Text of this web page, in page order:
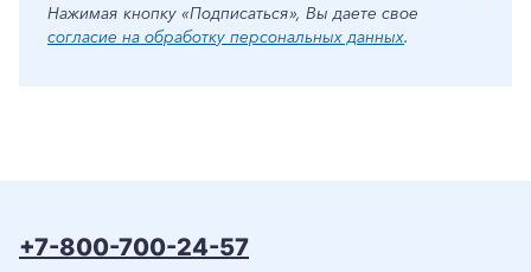
Нажимая кнопку «Подписаться», Вы даете свое
согласие на обработку персональных данных.
+7-800-700-24-57